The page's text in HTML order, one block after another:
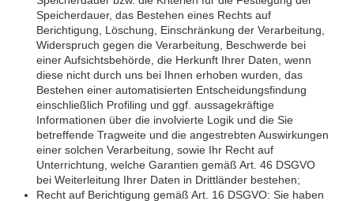
Speicherdauer, das Bestehen eines Rechts auf
Berichtigung, Löschung, Einschränkung der Verarbeitung,
Widerspruch gegen die Verarbeitung, Beschwerde bei
einer Aufsichtsbehörde, die Herkunft Ihrer Daten, wenn
diese nicht durch uns bei Ihnen erhoben wurden, das
Bestehen einer automatisierten Entscheidungsfindung
einschließlich Profiling und ggf. aussagekräftige
Informationen über die involvierte Logik und die Sie
betreffende Tragweite und die angestrebten Auswirkungen
einer solchen Verarbeitung, sowie Ihr Recht auf
Unterrichtung, welche Garantien gemäß Art. 46 DSGVO
bei Weiterleitung Ihrer Daten in Drittländer bestehen;
Recht auf Berichtigung gemäß Art. 16 DSGVO: Sie haben